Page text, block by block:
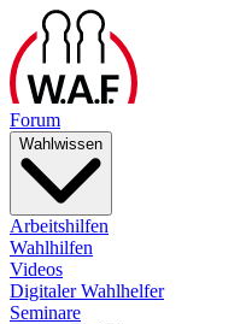
Forum
Wahlwissen
Arbeitshilfen
Wahlhilfen
Videos
Digitaler Wahlhelfer
Seminare